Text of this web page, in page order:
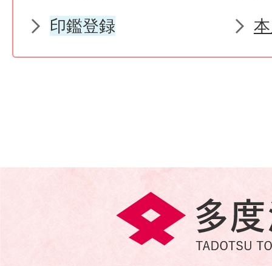
印鑑登録
多
度